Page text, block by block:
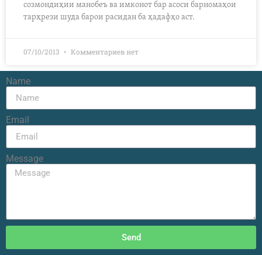
созмондиҳии манобеъ ва имконот бар асоси барномаҳои
тарҳрези шуда барои расидан ба ҳадафҳо аст.
07/10/2013 Комментариев нет
Name
Email
Message
Send